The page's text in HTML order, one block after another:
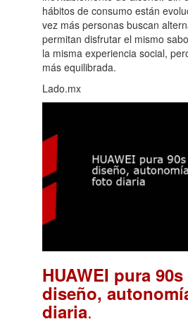
hábitos de consumo están
vez más personas buscan
permitan disfrutar el mismo
la misma experiencia social,
más equilibrada.
Lado.mx
HUAWEI pura
diseño,
diaria.